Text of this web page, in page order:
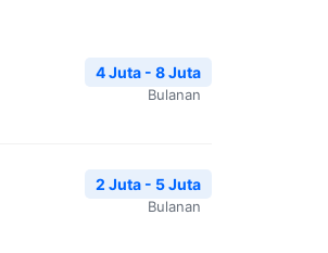
4 Juta - 8 Juta
Bulanan
2 Juta - 5 Juta
Bulanan